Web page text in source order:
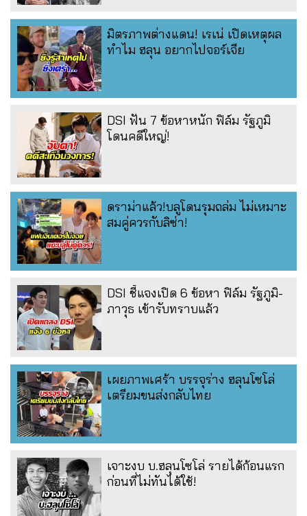
มิตรภาพต่างแดน! เรเน่ เปิดเหตุผล
ทำไม ฮลุน อยากไปจอร์เจีย
DSI ฟัน 7 ข้อหาหนัก ฟิล์ม รัฐภูมิ
โดนคดีใหญ่!
ดราม่าแล้ว!บลูโดนรุมถล่ม ไม่เหมาะ
สมคู่ควรกับลิซ่า!
DSI ชี้แจงเปิด 6 ข้อหา ฟิล์ม รัฐภูมิ-
ภาวุธ เข้ารับทราบแล้ว
เผยภาพเศร้า บรรจุร่าง ฮลุนโซโล่
เตรียมขนส่งกลับไทย
เจาะงบ บ.ฮลุนโซโล่ รายได้ก้อนแรก
ก่อนที่ไม่ทันได้ใช้!